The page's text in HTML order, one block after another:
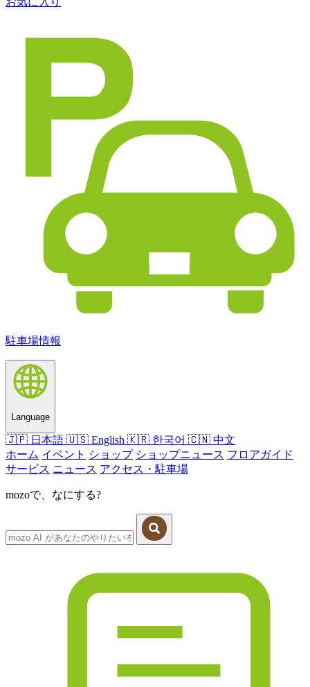
駐車場情報
Language
🇯🇵 日本語 🇺🇸 English 🇰🇷 한국어 🇨🇳 中文
ホーム イベント ショップ ショップニュース フロアガイド
サービス ニュース アクセス・駐車場
mozoで、なにする?